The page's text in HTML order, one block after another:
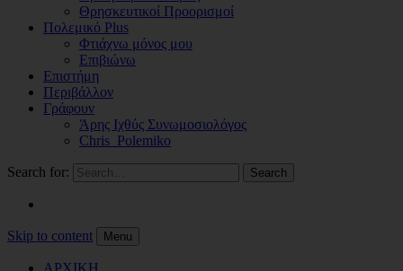
Θρησκευτικοί Προορισμοί
Πολεμικό Plus
Φτιάχνω μόνος μου
Επιβιώνω
Επιστήμη
Περιβάλλον
Γράφουν
Άρης Ιχθύς Συνωμοσιολόγος
Chris_Polemiko
Search for: Search
Skip to content Menu
ΑΡΧΙΚΗ